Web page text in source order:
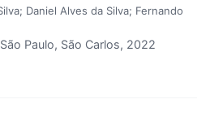
Daniel Alves da Silva; Fernando
Paulo, São Carlos, 2022